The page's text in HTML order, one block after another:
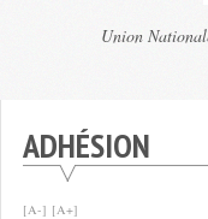
TDF
Union
ADHÉSION
[A-] [A+]